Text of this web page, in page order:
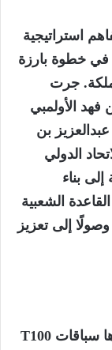
استراتيجية
في خطوة بارزة
جرت
الأولمبي
بن
الدولي
إلى بناء
الشعبية
إلى تعزيز
سباقات T100